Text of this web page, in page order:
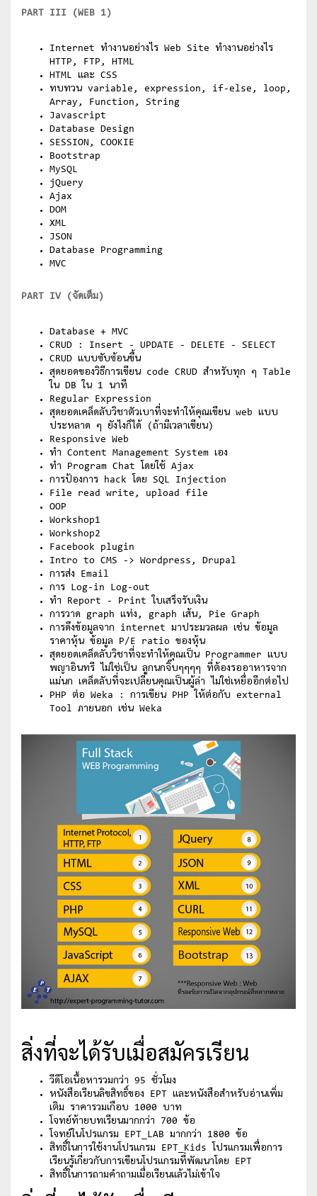
PART III (WEB 1)
Internet ทำงานอย่างไร Web Site ทำงานอย่างไร
HTTP, FTP, HTML
HTML และ CSS
ทบทวน variable, expression, if-else, loop,
Array, Function, String
Javascript
Database Design
SESSION, COOKIE
Bootstrap
MySQL
jQuery
Ajax
DOM
XML
JSON
Database Programming
MVC
PART IV (จัดเต็ม)
Database + MVC
CRUD : Insert - UPDATE - DELETE - SELECT
CRUD แบบซับซ้อนขึ้น
สุดยอดของวิธีการเขียน code CRUD สำหรับทุก ๆ Table
ใน DB ใน 1 นาที
Regular Expression
สุดยอดเคล็ดลับวิชาตัวเบาที่จะทำให้คุณเขียน web แบบ
ประหลาด ๆ ยังไงก็ได้ (ถ้ามีเวลาเขียน)
Responsive Web
ทำ Content Management System เอง
ทำ Program Chat โดยใช้ Ajax
การป้องการ hack โดย SQL Injection
File read write, upload file
OOP
Workshop1
Workshop2
Facebook plugin
Intro to CMS -> Wordpress, Drupal
การส่ง Email
การ Log-in Log-out
ทำ Report - Print ใบเสร็จรับเงิน
การวาด graph แท่ง, graph เส้น, Pie Graph
การดึงข้อมูลจาก internet มาประมวลผล เช่น ข้อมูล
ราคาหุ้น ข้อมูล P/E ratio ของหุ้น
สุดยอดเคล็ดลับวิชาที่จะทำให้คุณเป็น Programmer แบบ
พญาอินทรี ไม่ใช่เป็น ลูกนกจิ๊บๆๆๆๆ ที่ต้องรออาหารจาก
แม่นก เคล็ดลับที่จะเปลี่ยนคุณเป็นผู้ล่า ไม่ใช่เหยื่ออีกต่อไป
PHP ต่อ Weka : การเขียน PHP ให้ต่อกับ external
Tool ภายนอก เช่น Weka
สิ่งที่จะได้รับเมื่อสมัครเรียน
วีดีโอเนื้อหารวมกว่า 95 ชั่วโมง
หนังสือเรียนลิขสิทธิ์ของ EPT และหนังสือสำหรับอ่านเพิ่ม
เติม ราคารวมเกือบ 1000 บาท
โจทย์ท้ายบทเรียนมากกว่า 700 ข้อ
โจทย์ในโปรแกรม EPT_LAB มากกว่า 1800 ข้อ
สิทธิ์ในการใช้งานโปรแกรม EPT_Kids โปรแกรมเพื่อการ
เรียนรู้เกี่ยวกับการเขียนโปรแกรมที่พัฒนาโดย EPT
สิทธิ์ในการถามคำถามเมื่อเรียนแล้วไม่เข้าใจ